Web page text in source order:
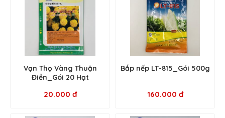
Vạn Thọ Vàng Thuận
Điền_Gói 20 Hạt
20.000 đ
Bắp nếp LT-815_Gói 500g
160.000 đ